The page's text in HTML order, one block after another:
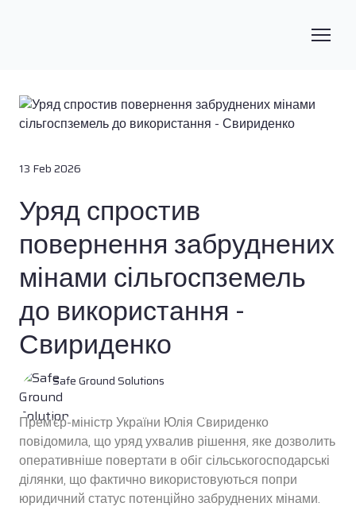
13 Feb 2026
Уряд спростив
повернення забруднених
мінами сільгоспземель
до використання -
Свириденко
Safe Ground Solutions
Премʼєр-міністр України Юлія Свириденко
повідомила, що уряд ухвалив рішення, яке дозволить
оперативніше повертати в обіг сільськогосподарські
ділянки, що фактично використовуються попри
юридичний статус потенційно забруднених мінами.